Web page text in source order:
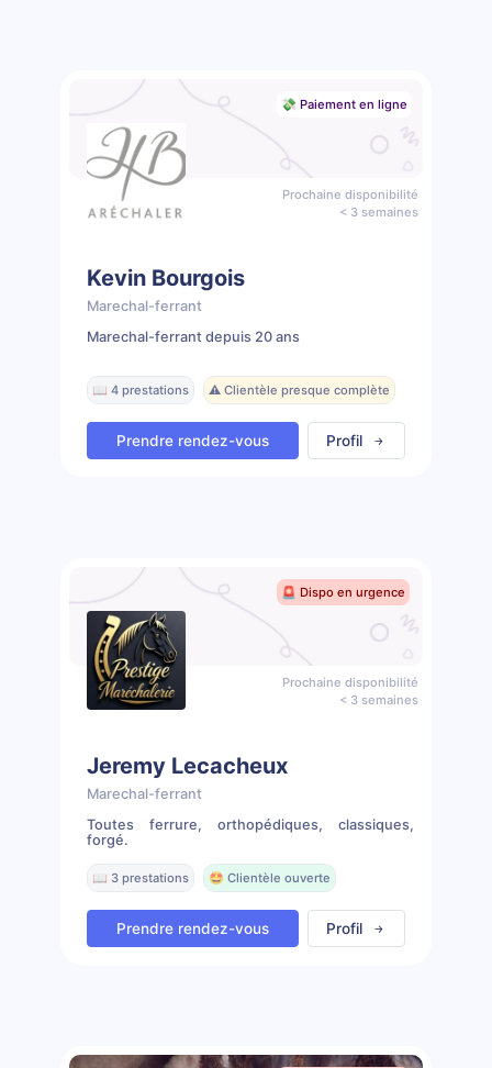
💸 Paiement en ligne
Prochaine disponibilité
< 3 semaines
Kevin Bourgois
Marechal-ferrant
Marechal-ferrant depuis 20 ans
📖 4 prestations ⚠️ Clientèle presque complète
Prendre rendez-vous Profil
🚨 Dispo en urgence
Prochaine disponibilité
< 3 semaines
Jeremy Lecacheux
Marechal-ferrant
Toutes ferrure, orthopédiques, classiques,
forgé.
📖 3 prestations 🤩 Clientèle ouverte
Prendre rendez-vous Profil